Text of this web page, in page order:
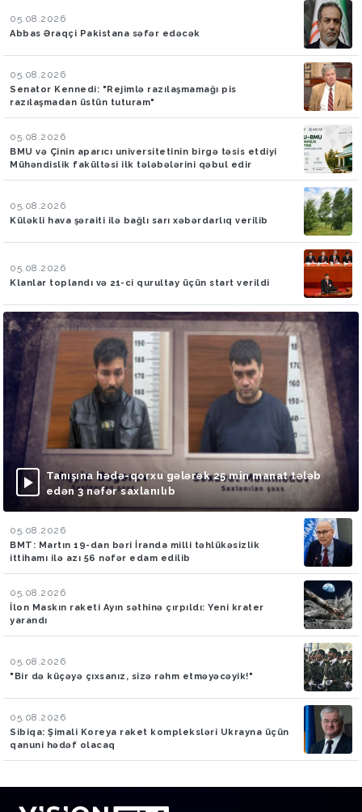
05.08.2026
Abbas Əraqçi Pakistana səfər edəcək
05.08.2026
Senator Kennedi: "Rejimlə razılaşmamağı pis
razılaşmadan üstün tuturam"
05.08.2026
BMU və Çinin aparıcı universitetinin birgə təsis etdiyi
Mühəndislik fakültəsi ilk tələbələrini qəbul edir
05.08.2026
Küləkli hava şəraiti ilə bağlı sarı xəbərdarlıq verilib
05.08.2026
Klanlar toplandı və 21-ci qurultay üçün start verildi
Tanışına hədə-qorxu gələrək 25 min manat tələb
edən 3 nəfər saxlanılıb
05.08.2026
BMT: Martın 19-dan bəri İranda milli təhlükəsizlik
ittihamı ilə azı 56 nəfər edam edilib
05.08.2026
İlon Maskın raketi Ayın səthinə çırpıldı: Yeni krater
yarandı
05.08.2026
"Bir də küçəyə çıxsanız, sizə rəhm etməyəcəyik!"
05.08.2026
Sibiqa: Şimali Koreya raket kompleksləri Ukrayna üçün
qanuni hədəf olacaq